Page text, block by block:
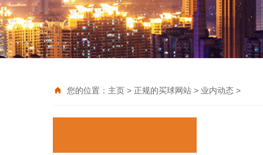
您的位置： 主页 > 正规的买球网站 > 业内动态 >